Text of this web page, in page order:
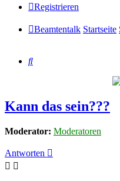
Registrieren
Beamtentalk Startseite
Suche
Kann das sein???
Moderator: Moderatoren
Antworten